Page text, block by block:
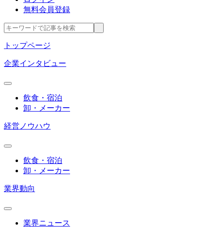
無料会員登録
トップページ
企業インタビュー
飲食・宿泊
卸・メーカー
経営ノウハウ
飲食・宿泊
卸・メーカー
業界動向
業界ニュース